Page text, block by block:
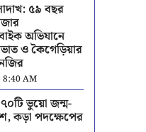
৫৯ বছর
অভিযানে
ও কৈগেড়িয়ার
8:40 AM
ভুয়ো জন্ম-
কড়া পদক্ষেপের